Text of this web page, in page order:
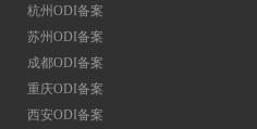
杭州ODI备案
苏州ODI备案
成都ODI备案
重庆ODI备案
西安ODI备案